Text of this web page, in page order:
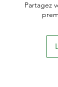
Partagez